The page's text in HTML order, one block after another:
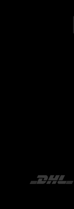
DHL